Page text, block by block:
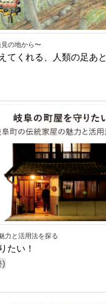
の地から〜
てくれる、人類の足あと
力と活用法を探る
たい！
)